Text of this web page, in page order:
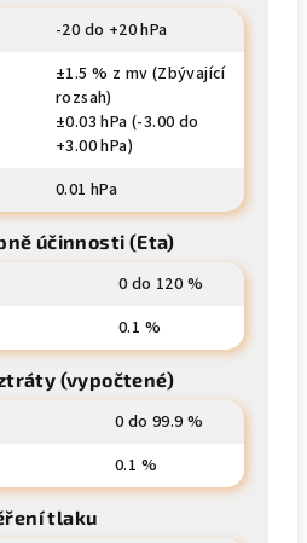
-20 do +20 hPa
±1.5 % z mv (Zbývající
rozsah)
±0.03 hPa (-3.00 do
+3.00 hPa)
0.01 hPa
účinnosti (Eta)
0 do 120 %
0.1 %
(vypočtené)
0 do 99.9 %
0.1 %
tlaku